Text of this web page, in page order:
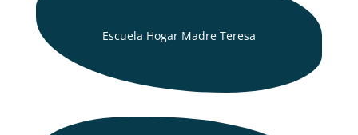
Escuela Hogar Madre Teresa